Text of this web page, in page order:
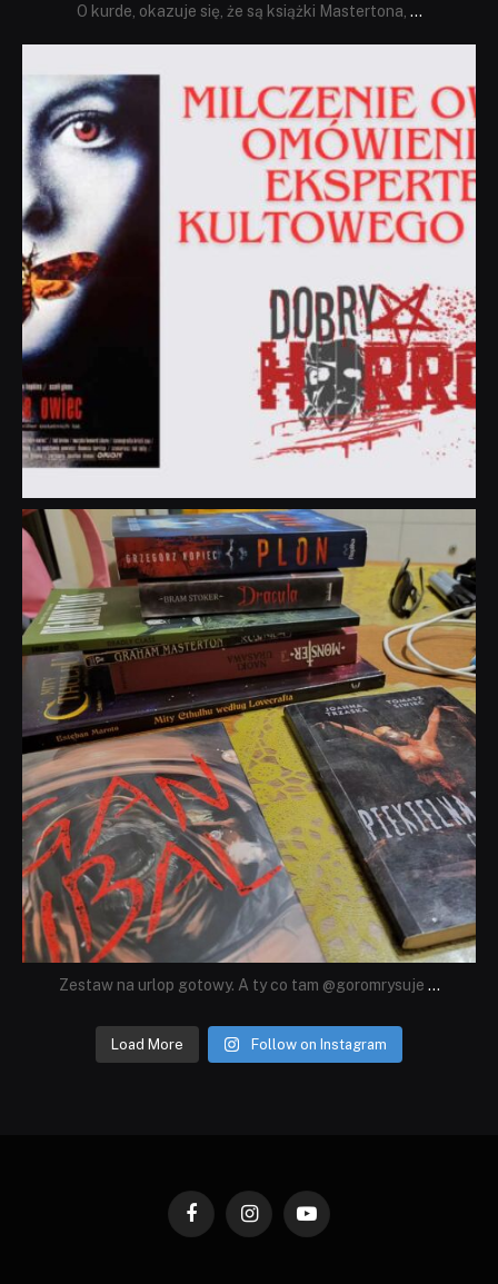
O kurde, okazuje się, że są książki Mastertona, ...
dobryhorror
Lip 31
Zestaw na urlop gotowy. A ty co tam @goromrysuje ...
Load More Follow on Instagram
FacebookInstagramYouTube